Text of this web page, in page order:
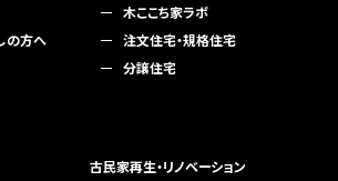
の方へ
木ここち家ラボ
注文住宅・規格住宅
分譲住宅
古民家再生・リノベーション